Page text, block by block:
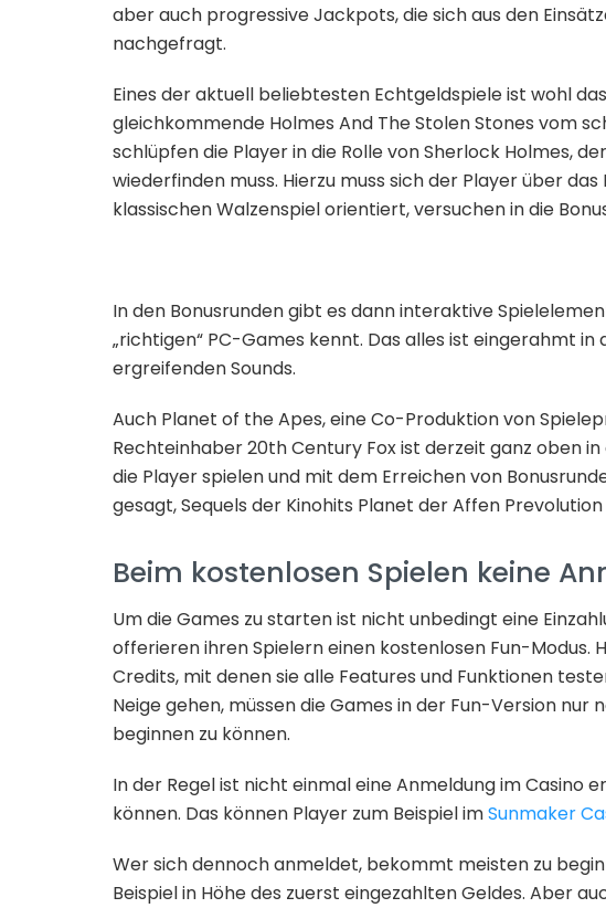
aber auch progressive Jackpots, die sich aus den
nachgefragt.
Eines der aktuell beliebtesten Echtgeldspiele ist wohl
gleichkommende Holmes And The Stolen Stones vom
schlüpfen die Player in die Rolle von Sherlock Holmes,
wiederfinden muss. Hierzu muss sich der Player über das
klassischen Walzenspiel orientiert, versuchen in die
In den Bonusrunden gibt es dann interaktive
„richtigen“ PC-Games kennt. Das alles ist eingerahmt
ergreifenden Sounds.
Auch Planet of the Apes, eine Co-Produktion von
Rechteinhaber 20th Century Fox ist derzeit ganz oben in
die Player spielen und mit dem Erreichen von
gesagt, Sequels der Kinohits Planet der Affen
Beim kostenlosen Spielen keine
Um die Games zu starten ist nicht unbedingt eine
offerieren ihren Spielern einen kostenlosen Fun-Modus.
Credits, mit denen sie alle Features und Funktionen
Neige gehen, müssen die Games in der Fun-Version
beginnen zu können.
In der Regel ist nicht einmal eine Anmeldung im Casino
können. Das können Player zum Beispiel imSunmaker
Wer sich dennoch anmeldet, bekommt meisten zu
Beispiel in Höhe des zuerst eingezahlten Geldes. Aber